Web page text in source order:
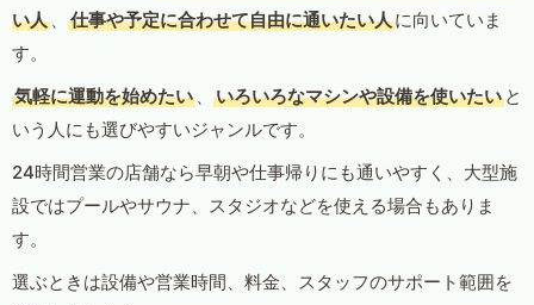
い人 、 仕事や予定に合わせて自由に通いたい人に向いていま
す。
気軽に運動を始めたい 、 いろいろなマシンや設備を使いたい と
いう人にも選びやすいジャンルです。
24時間営業の店舗なら早朝や仕事帰りにも通いやすく、大型施
設ではプールやサウナ、スタジオなどを使える場合もありま
す。
選ぶときは設備や営業時間、料金、スタッフのサポート範囲を